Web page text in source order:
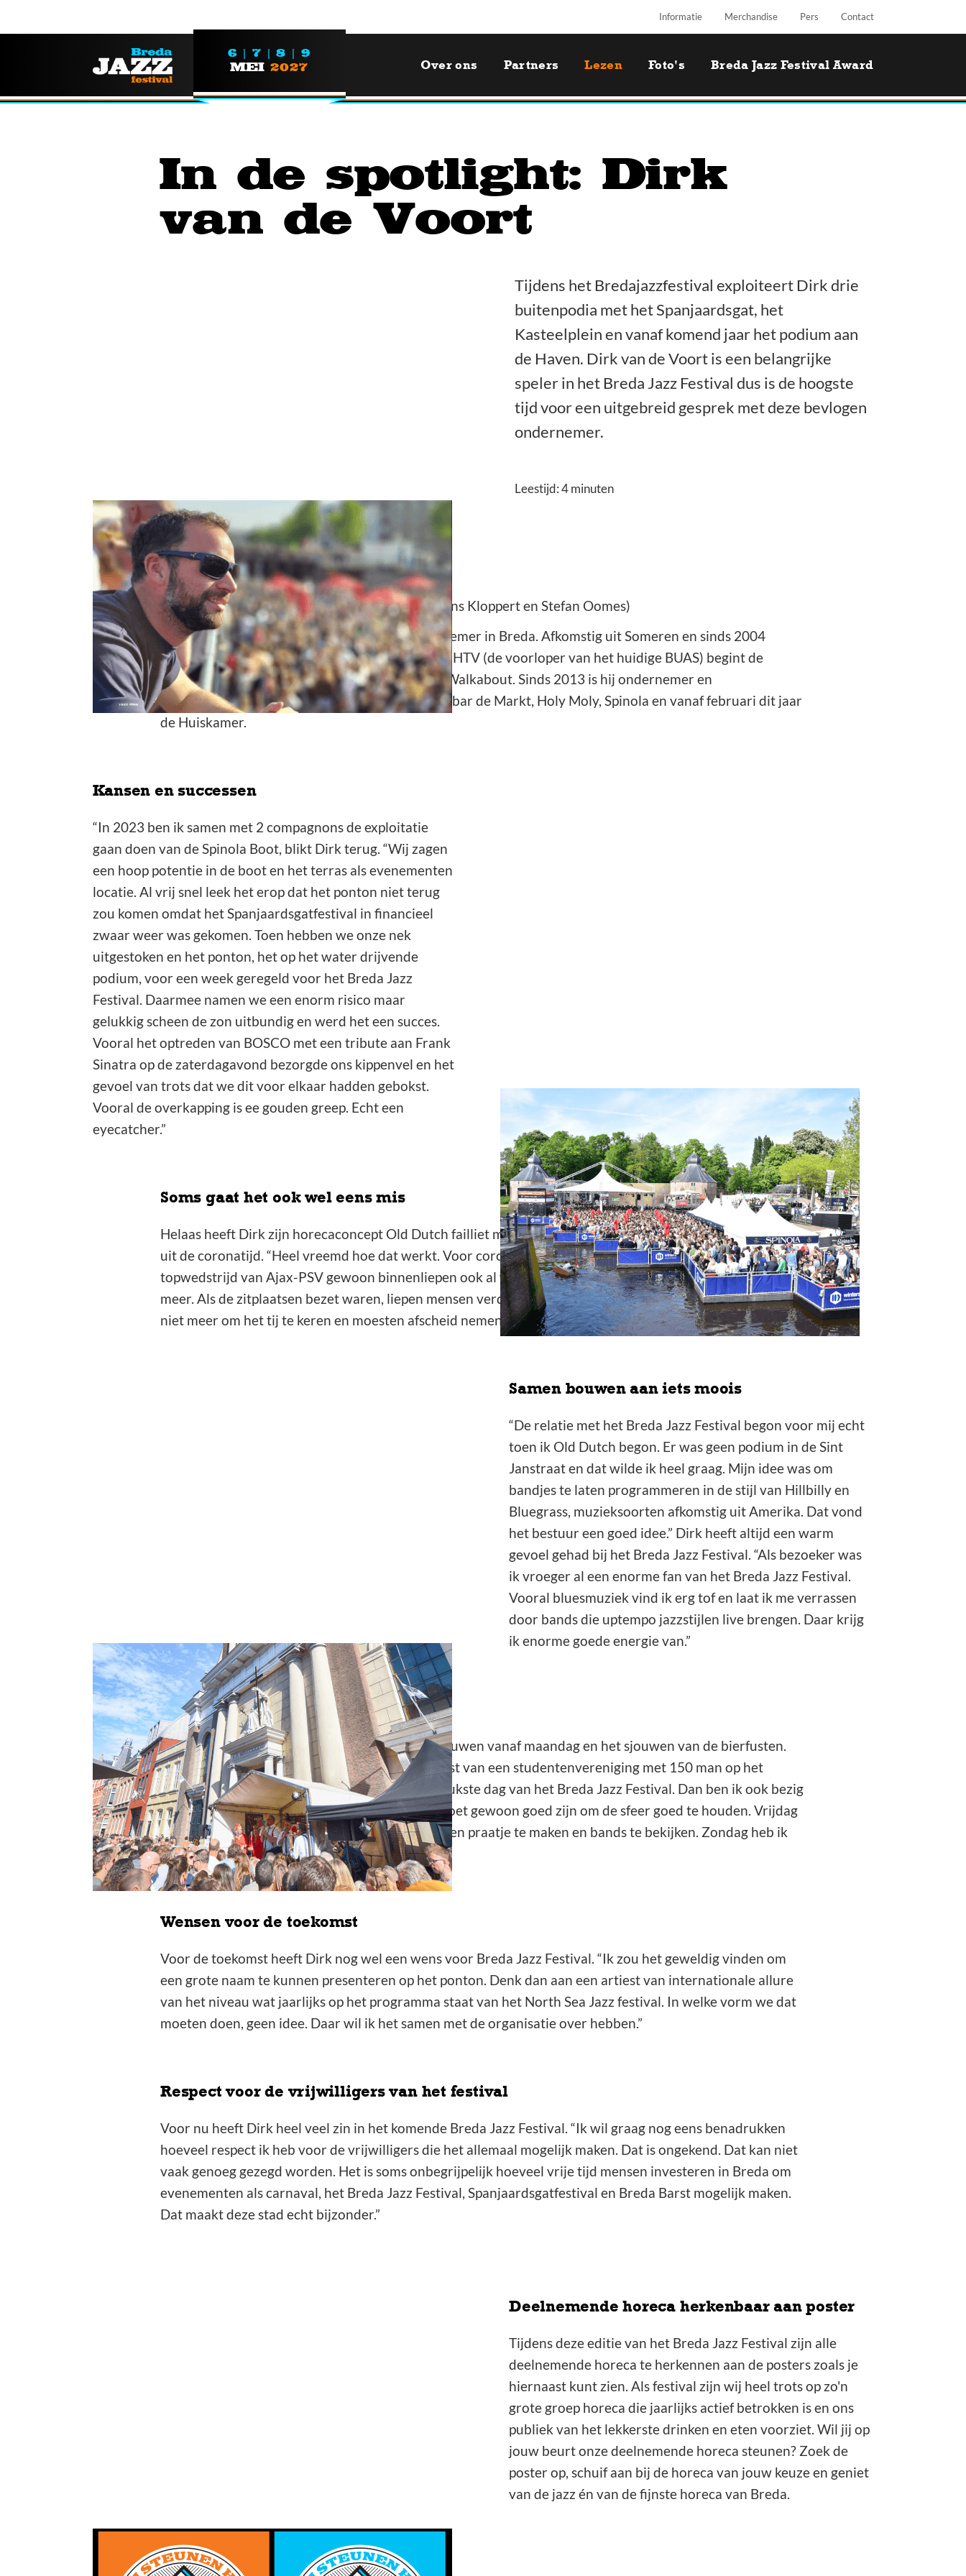
Informatie Merchandise Pers Contact
6 | 7 | 8 | 9
MEI2027 Over ons Partners Lezen Foto's Breda Jazz Festival Award
In de spotlight: Dirk
van de Voort
Tijdens het Bredajazzfestival exploiteert Dirk drie
buitenpodia met het Spanjaardsgat, het
Kasteelplein en vanaf komend jaar het podium aan
de Haven. Dirk van de Voort is een belangrijke
speler in het Breda Jazz Festival dus is de hoogste
tijd voor een uitgebreid gesprek met deze bevlogen
ondernemer.
Leestijd:4minuten
Even voorstellen: Dirk van de Voort
Door: Edwin van den Heijkant (photocredits: Hans Kloppert en Stefan Oomes)
Dirk van de Voort is een bekende horecaondernemer in Breda. Afkomstig uit Someren en sinds 2004
woonachtig in Breda. Vanuit zijn studie aan de NHTV (de voorloper van het huidige BUAS) begint de
horecaloopbaan van Dirk als bedrijfsleider van Walkabout. Sinds 2013 is hij ondernemer en
(mede)eigenaar van de horecaconcepten Gastrobar de Markt, Holy Moly, Spinola en vanaf februari dit jaar
de Huiskamer.
Kansen en successen
“In 2023 ben ik samen met 2 compagnons de exploitatie
gaan doen van de Spinola Boot, blikt Dirk terug. “Wij zagen
een hoop potentie in de boot en het terras als evenementen
locatie. Al vrij snel leek het erop dat het ponton niet terug
zou komen omdat het Spanjaardsgatfestival in financieel
zwaar weer was gekomen. Toen hebben we onze nek
uitgestoken en het ponton, het op het water drijvende
podium, voor een week geregeld voor het Breda Jazz
Festival. Daarmee namen we een enorm risico maar
gelukkig scheen de zon uitbundig en werd het een succes.
Vooral het optreden van BOSCO met een tribute aan Frank
Sinatra op de zaterdagavond bezorgde ons kippenvel en het
gevoel van trots dat we dit voor elkaar hadden gebokst.
Vooral de overkapping is ee gouden greep. Echt een
eyecatcher.”
Soms gaat het ook wel eens mis
Helaas heeft Dirk zijn horecaconcept Old Dutch failliet moet laten verklaren. The Old Dutch kwam slecht
uit de coronatijd. “Heel vreemd hoe dat werkt. Voor corona was het normaal dat mensen bij een
topwedstrijd van Ajax-PSV gewoon binnenliepen ook al was het redelijk vol. Dat gebeurde na corona niet
meer. Als de zitplaatsen bezet waren, liepen mensen verder. Men vond het al snel te druk. Het lukte ons
niet meer om het tij te keren en moesten afscheid nemen van Old Dutch met pijn in het hart.”
Samen bouwen aan iets moois
“De relatie met het Breda Jazz Festival begon voor mij echt
toen ik Old Dutch begon. Er was geen podium in de Sint
Janstraat en dat wilde ik heel graag. Mijn idee was om
bandjes te laten programmeren in de stijl van Hillbilly en
Bluegrass, muzieksoorten afkomstig uit Amerika. Dat vond
het bestuur een goed idee.” Dirk heeft altijd een warm
gevoel gehad bij het Breda Jazz Festival. “Als bezoeker was
ik vroeger al een enorme fan van het Breda Jazz Festival.
Vooral bluesmuziek vind ik erg tof en laat ik me verrassen
door bands die uptempo jazzstijlen live brengen. Daar krijg
ik enorme goede energie van.”
Hard werken en genieten
“Tegenwoordig is het hard werken met het opbouwen vanaf maandag en het sjouwen van de bierfusten.
Donderdag starten wij al om 12 uur met de komst van een studentenvereniging met 150 man op het
ponton en is het aanpoten op de – voor ons – drukste dag van het Breda Jazz Festival. Dan ben ik ook bezig
met de muziek tussen de optredens door. Dat moet gewoon goed zijn om de sfeer goed te houden. Vrijdag
en zaterdag heb ik wat meer ruimte om overal een praatje te maken en bands te bekijken. Zondag heb ik
vrij en kan ik ook de andere podia bezoeken.”
Wensen voor de toekomst
Voor de toekomst heeft Dirk nog wel een wens voor Breda Jazz Festival. “Ik zou het geweldig vinden om
een grote naam te kunnen presenteren op het ponton. Denk dan aan een artiest van internationale allure
van het niveau wat jaarlijks op het programma staat van het North Sea Jazz festival. In welke vorm we dat
moeten doen, geen idee. Daar wil ik het samen met de organisatie over hebben.”
Respect voor de vrijwilligers van het festival
Voor nu heeft Dirk heel veel zin in het komende Breda Jazz Festival. “Ik wil graag nog eens benadrukken
hoeveel respect ik heb voor de vrijwilligers die het allemaal mogelijk maken. Dat is ongekend. Dat kan niet
vaak genoeg gezegd worden. Het is soms onbegrijpelijk hoeveel vrije tijd mensen investeren in Breda om
evenementen als carnaval, het Breda Jazz Festival, Spanjaardsgatfestival en Breda Barst mogelijk maken.
Dat maakt deze stad echt bijzonder.”
Deelnemende horeca herkenbaar aan poster
Tijdens deze editie van het Breda Jazz Festival zijn alle
deelnemende horeca te herkennen aan de posters zoals je
hiernaast kunt zien. Als festival zijn wij heel trots op zo'n
grote groep horeca die jaarlijks actief betrokken is en ons
publiek van het lekkerste drinken en eten voorziet. Wil jij op
jouw beurt onze deelnemende horeca steunen? Zoek de
poster op, schuif aan bij de horeca van jouw keuze en geniet
van de jazz én van de fijnste horeca van Breda.